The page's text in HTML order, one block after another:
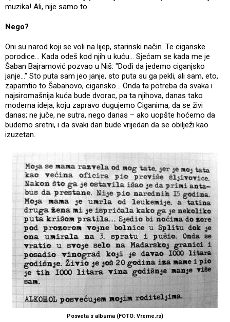
muzika! Ali, nije samo to.
Nego?
Oni su narod koji se voli na lijep, starinski način. Te ciganske
porodice... Kada odeš kod njih u kuću... Sjećam se kada me je
Šaban Bajramović pozvao u Niš: "Dođi da jedemo ciganjsko
janje..." Sto puta sam jeo janje, sto puta su ga pekli, ali sam, eto,
zapamtio to Šabanovo, cigansko... Onda ta potreba da svaka i
najsiromašnija kuća bude dvorac, pa ta njihova, danas tako
moderna ideja, koju zapravo dugujemo Ciganima, da se živi
danas; ne juče, ne sutra, nego danas – ako uopšte hoćemo da
budemo sretni, i da svaki dan bude vrijedan da se obilježi kao
izuzetan.
Posveta s albuma (FOTO: Vreme.rs)